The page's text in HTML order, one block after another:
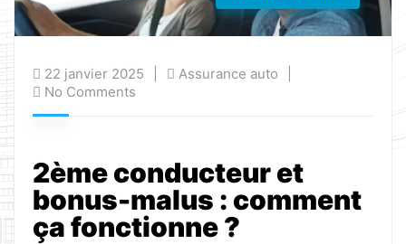
22 janvier 2025
Assurance auto
No Comments
2ème conducteur et
bonus-malus : comment
ça fonctionne ?